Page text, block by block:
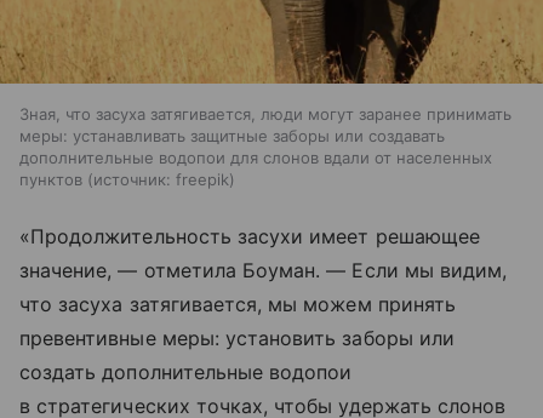
Зная, что засуха затягивается, люди могут заранее принимать
меры: устанавливать защитные заборы или создавать
дополнительные водопои для слонов вдали от населенных
пунктов
источник: freepik
«Продолжительность засухи имеет решающее
значение, — отметила Боуман. — Если мы видим,
что засуха затягивается, мы можем принять
превентивные меры: установить заборы или
создать дополнительные водопои
в стратегических точках, чтобы удержать слонов